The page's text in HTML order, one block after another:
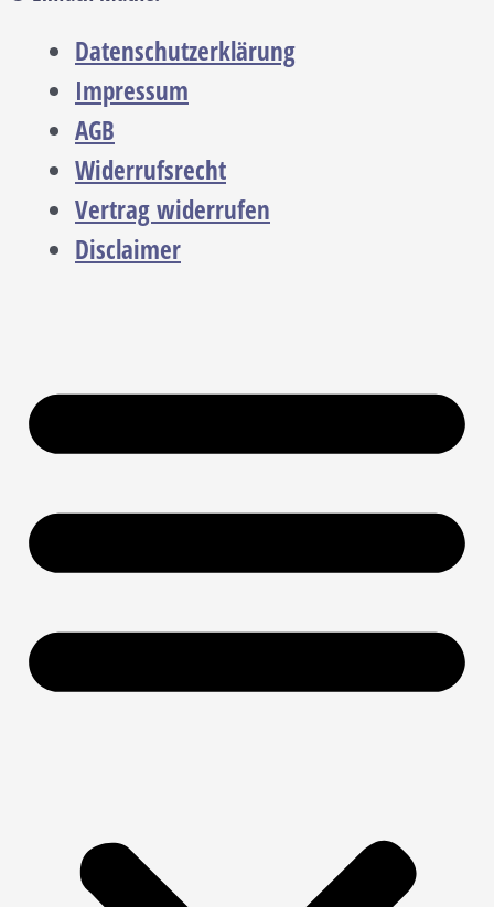
Datenschutzerklärung
Impressum
AGB
Widerrufsrecht
Vertrag widerrufen
Disclaimer